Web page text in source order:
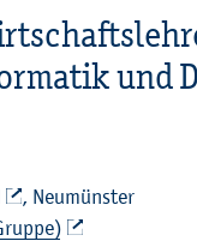
und
, Neu­müns­ter